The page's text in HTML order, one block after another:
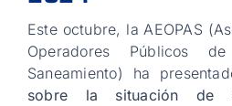
Este octubre, la AEOPAS
Operadores Públicos
Saneamiento) ha
sobre la situación de